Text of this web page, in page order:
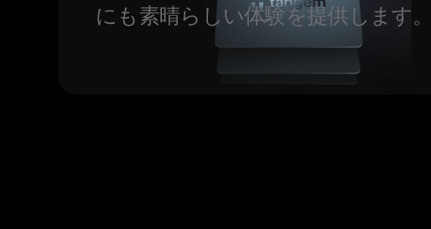
にも素晴らしい体験を提供します。